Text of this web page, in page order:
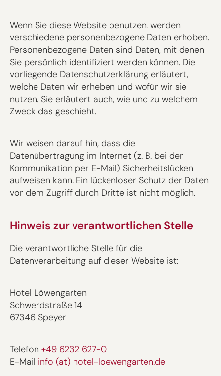
Wenn Sie diese Website benutzen, werden
verschiedene personenbezogene Daten erhoben.
Personenbezogene Daten sind Daten, mit denen
Sie persönlich identifiziert werden können. Die
vorliegende Datenschutzerklärung erläutert,
welche Daten wir erheben und wofür wir sie
nutzen. Sie erläutert auch, wie und zu welchem
Zweck das geschieht.
Wir weisen darauf hin, dass die
Datenübertragung im Internet (z. B. bei der
Kommunikation per E-Mail) Sicherheitslücken
aufweisen kann. Ein lückenloser Schutz der Daten
vor dem Zugriff durch Dritte ist nicht möglich.
Hinweis zur verantwortlichen Stelle
Die verantwortliche Stelle für die
Datenverarbeitung auf dieser Website ist:
Hotel Löwengarten
Schwerdstraße 14
67346 Speyer
Telefon +49 6232 627-0
E-Mail info (at) hotel-loewengarten.de